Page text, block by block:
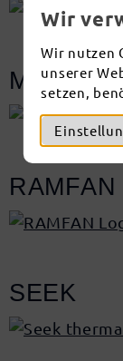
Wir
Wir nutzen
unserer
setzen,
MUNK
RAMFAN
SEEK